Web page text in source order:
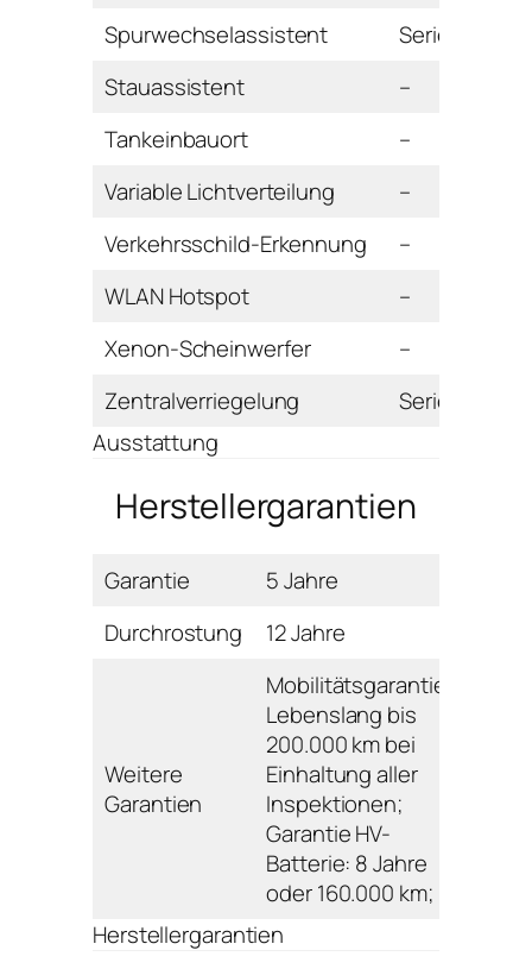
Spurwechselassistent
Serie
Stauassistent
–
Tankeinbauort
–
Variable Lichtverteilung
–
Verkehrsschild-Erkennung
–
WLAN Hotspot
–
Xenon-Scheinwerfer
–
Zentralverriegelung
Serie
Ausstattung
Herstellergarantien
Garantie
5 Jahre
Durchrostung
12 Jahre
Weitere
Garantien
Mobilitätsgarantie:
Lebenslang bis
200.000 km bei
Einhaltung aller
Inspektionen;
Garantie HV-
Batterie: 8 Jahre
oder 160.000 km;
Herstellergarantien